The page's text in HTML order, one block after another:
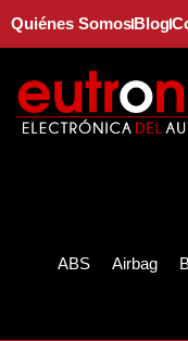
Quiénes SomosBlog
ABS Airbag